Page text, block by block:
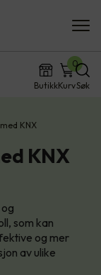
ButikkKurv
0
Søk
KNX
KNX
som kan
og mer
av ulike